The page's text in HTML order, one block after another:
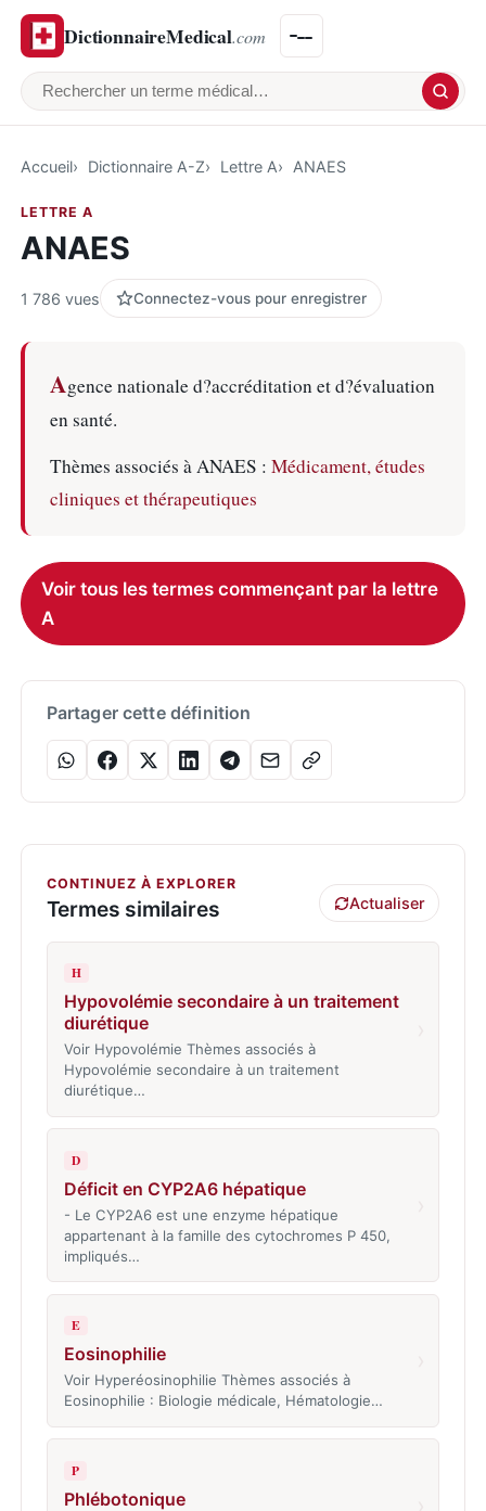
DictionnaireMedical.com
Rechercher un terme médical
Accueil Dictionnaire A-Z Lettre A ANAES
LETTRE A
ANAES
1 786 vues Connectez-vous pour enregistrer
Agence nationale d?accréditation et d?évaluation
en santé.
Thèmes associés à ANAES : Médicament, études
cliniques et thérapeutiques
Voir tous les termes commençant par la lettre
A
Partager cette définition
CONTINUEZ À EXPLORER
Termes similaires Actualiser
H
Hypovolémie secondaire à un traitement
diurétique
Voir Hypovolémie Thèmes associés à
Hypovolémie secondaire à un traitement
diurétique…
D
Déficit en CYP2A6 hépatique
- Le CYP2A6 est une enzyme hépatique
appartenant à la famille des cytochromes P 450,
impliqués…
E
Eosinophilie
Voir Hyperéosinophilie Thèmes associés à
Eosinophilie : Biologie médicale, Hématologie…
P
Phlébotonique